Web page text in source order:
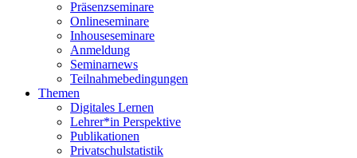
Präsenzseminare
Onlineseminare
Inhouseseminare
Anmeldung
Seminarnews
Teilnahmebedingungen
Themen
Digitales Lernen
Lehrer*in Perspektive
Publikationen
Privatschulstatistik